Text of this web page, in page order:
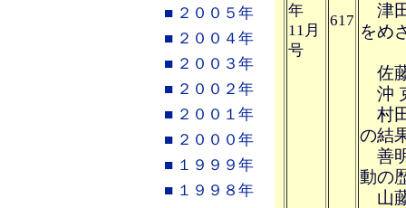
■ ２００５年
■ ２００４年
■ ２００３年
■ ２００２年
■ ２００１年
■ ２０００年
■ １９９９年
■ １９９８年
年
11月
号
617
津
をめ
佐
沖
村
の結
善
動の
山